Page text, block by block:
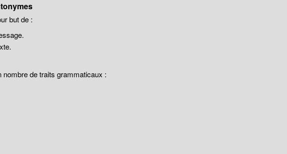
but de :
nombre de traits grammaticaux :